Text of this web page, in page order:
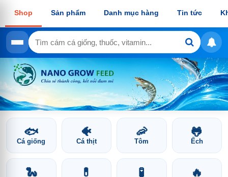
🐟
Cá giống
🐠
Cá thịt
🦐
Tôm
🐸
Ếch
🐍 💊 🧪 🔥
Shop Sản phẩm Danh mục hàng Tin tức